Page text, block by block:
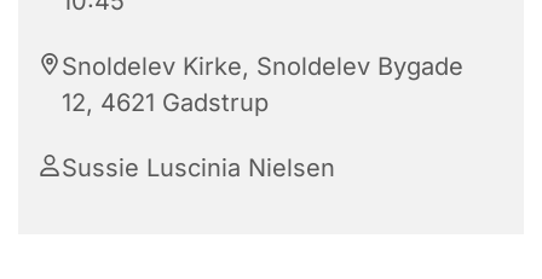
Snoldelev Kirke, Snoldelev Bygade
12, 4621 Gadstrup
Sussie Luscinia Nielsen